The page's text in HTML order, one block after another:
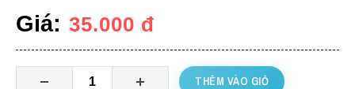
Giá: 35.000 đ
THÊM VÀO GIỎ